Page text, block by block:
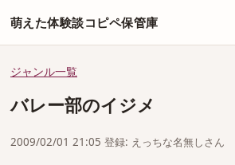
萌えた体験談コピペ保管庫
ジャンル一覧
バレー部のイジメ
2009/02/01 21:05 登録: えっちな名無しさん